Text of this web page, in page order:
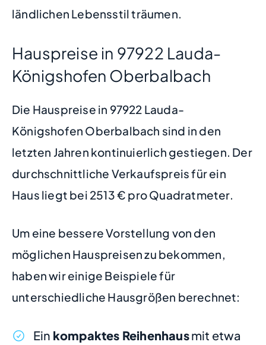
ländlichen Lebensstil träumen.
Hauspreise in 97922 Lauda-
Königshofen Oberbalbach
Die Hauspreise in 97922 Lauda-
Königshofen Oberbalbach sind in den
letzten Jahren kontinuierlich gestiegen. Der
durchschnittliche Verkaufspreis für ein
Haus liegt bei 2513 € pro Quadratmeter.
Um eine bessere Vorstellung von den
möglichen Hauspreisen zu bekommen,
haben wir einige Beispiele für
unterschiedliche Hausgrößen berechnet:
Ein kompaktes Reihenhausmit etwa